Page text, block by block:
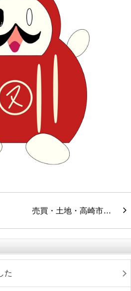
売買・土地・高崎市…
た